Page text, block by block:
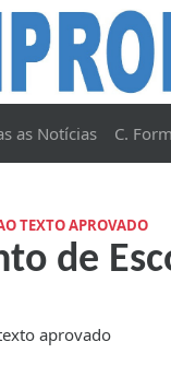
as Notícias C.
TEXTO APROVADO
de
aprovado